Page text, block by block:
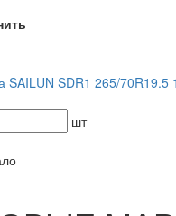
SAILUN SDR1 265/70R19.5
шт